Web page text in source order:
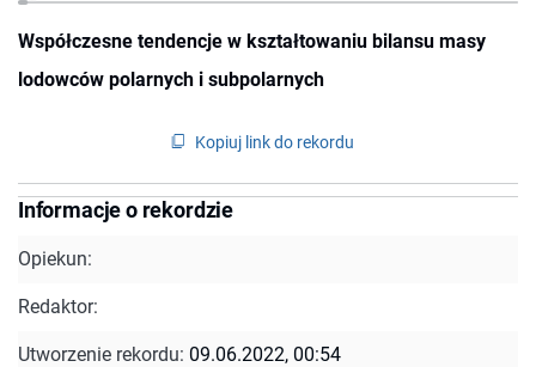
Współczesne tendencje w kształtowaniu bilansu masy
lodowców polarnych i subpolarnych
Kopiuj link do rekordu
Informacje o rekordzie
Opiekun:
Redaktor:
Utworzenie rekordu: 09.06.2022, 00:54